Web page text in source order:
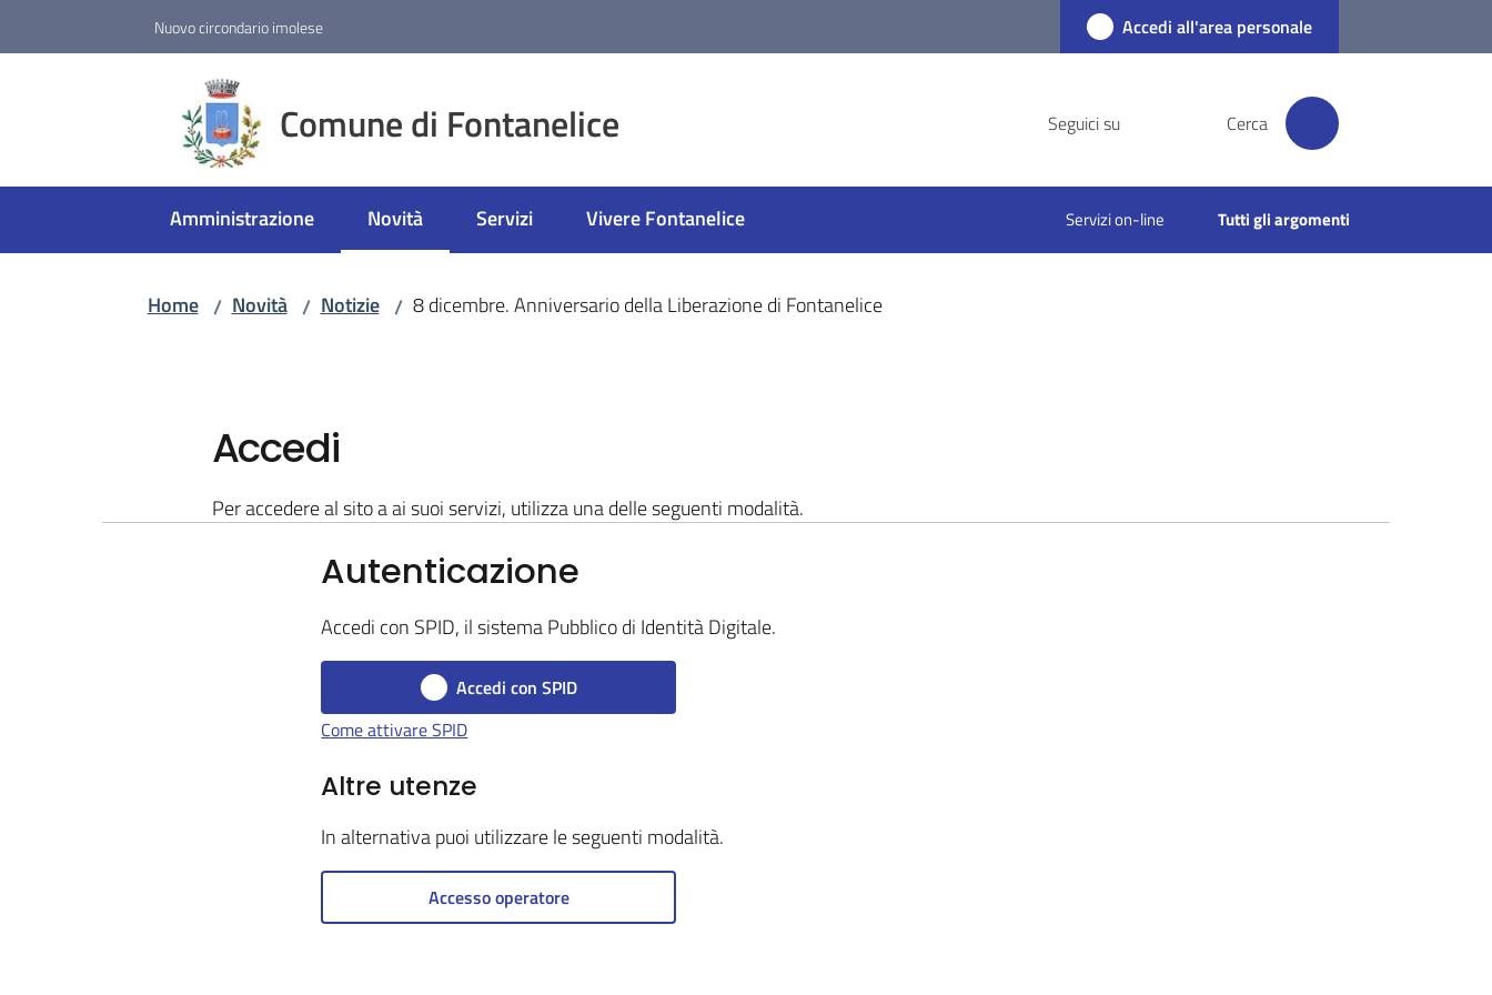
Nuovo circondario imolese Accedi all'area personale
Comune di Fontanelice Seguici su Cerca
Amministrazione Novità
Menu selezionato
Servizi Vivere Fontanelice Servizi on-line Tutti gli argomenti
Home / Novità / Notizie / 8 dicembre. Anniversario della Liberazione di Fontanelice
Accedi
Per accedere al sito a ai suoi servizi, utilizza una delle seguenti modalità.
Autenticazione
Accedi con SPID, il sistema Pubblico di Identità Digitale.
Accedi con SPID
Come attivare SPID
Altre utenze
In alternativa puoi utilizzare le seguenti modalità.
Accesso operatore